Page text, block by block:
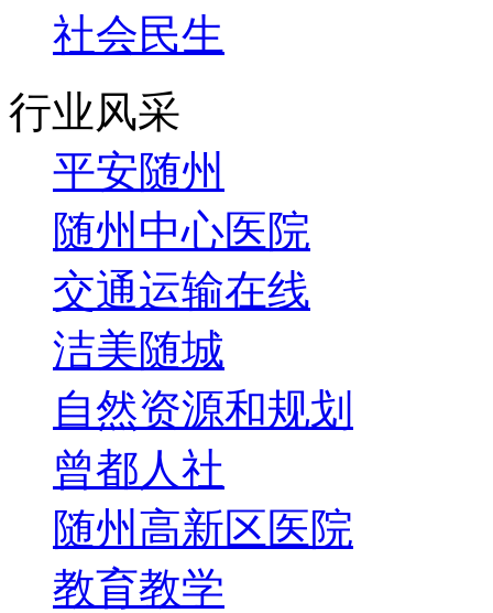
社会民生
行业风采
平安随州
随州中心医院
交通运输在线
洁美随城
自然资源和规划
曾都人社
随州高新区医院
教育教学